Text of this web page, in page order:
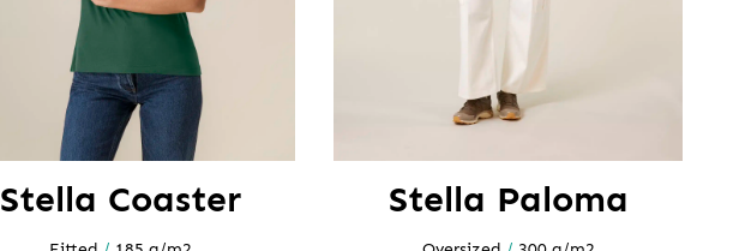
Stella Coaster Stella Paloma